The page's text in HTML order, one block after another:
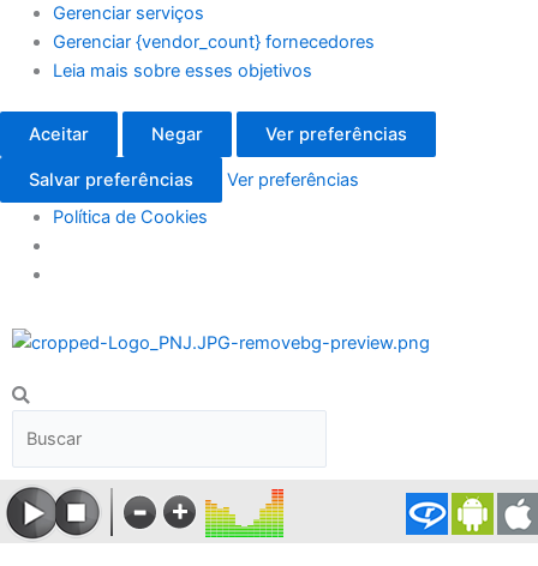
Gerenciar serviços
Gerenciar {vendor_count} fornecedores
Leia mais sobre esses objetivos
Aceitar Negar Ver preferências
Salvar preferências
Ver preferências
Política de Cookies
Pesquisar